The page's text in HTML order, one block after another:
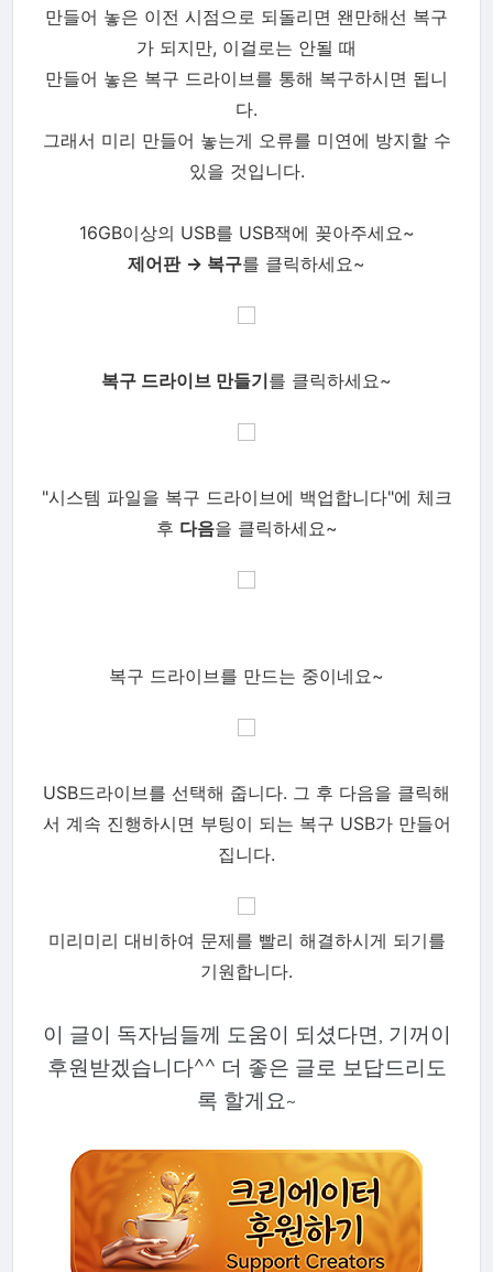
만들어 놓은 이전 시점으로 되돌리면 왠만해선 복구
가 되지만, 이걸로는 안될 때
만들어 놓은 복구 드라이브를 통해 복구하시면 됩니
다.
그래서 미리 만들어 놓는게 오류를 미연에 방지할 수
있을 것입니다.
16GB이상의 USB를 USB잭에 꽂아주세요~
제어판 → 복구를 클릭하세요~
복구 드라이브 만들기를 클릭하세요~
"시스템 파일을 복구 드라이브에 백업합니다"에 체크
후 다음을 클릭하세요~
복구 드라이브를 만드는 중이네요~
USB드라이브를 선택해 줍니다. 그 후 다음을 클릭해
서 계속 진행하시면 부팅이 되는 복구 USB가 만들어
집니다.
미리미리 대비하여 문제를 빨리 해결하시게 되기를
기원합니다.
이 글이 독자님들께 도움이 되셨다면, 기꺼이
후원받겠습니다^^ 더 좋은 글로 보답드리도
록 할게요~